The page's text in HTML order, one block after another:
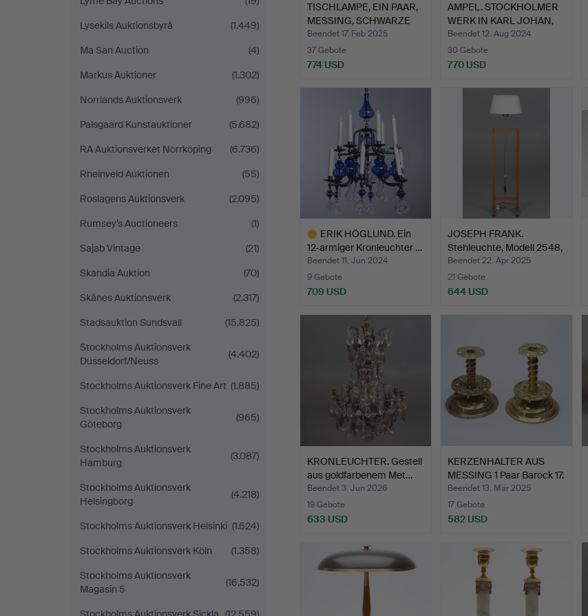
Lysekils Auktionsbyrå
(1.449)
Ma San Auction
(4)
Markus Auktioner
(1.302)
Norrlands Auktionsverk
(996)
Palsgaard Kunstauktioner
(5.682)
RA Auktionsverket Norrköping
(6.736)
Rheinveld Auktionen
(55)
Roslagens Auktionsverk
(2.095)
Rumsey’s Auctioneers
(1)
Sajab Vintage
(21)
Skandia Auktion
(70)
Skånes Auktionsverk
(2.317)
Stadsauktion Sundsvall
(15.825)
Stockholms Auktionsverk
Düsseldorf/Neuss
(4.402)
Stockholms Auktionsverk Fine Art (1.885)
Stockholms Auktionsverk
Göteborg
(965)
Stockholms Auktionsverk
Hamburg
(3.087)
Stockholms Auktionsverk
Helsingborg
(4.218)
Stockholms Auktionsverk Helsinki (1.624)
Stockholms Auktionsverk Köln
(1.358)
Stockholms Auktionsverk
Magasin 5
(16.532)
TISCHLAMPE, EIN PAAR,
MESSING, SCHWARZE
BI…
Beendet 17. Feb 2025
37 Gebote
774 USD
AMPEL. STOCKHOLMER
WERK IN KARL JOHAN,
ERS…
Beendet 12. Aug 2024
30 Gebote
770 USD
ERIK HÖGLUND. Ein
12-armiger Kronleuchter …
Beendet 11. Jun 2024
9 Gebote
709 USD
JOSEPH FRANK.
Stehleuchte, Modell 2548,
„K…
Beendet 22. Apr 2025
21 Gebote
644 USD
KRONLEUCHTER. Gestell
aus goldfarbenem Met…
Beendet 3. Jun 2026
19 Gebote
633 USD
KERZENHALTER AUS
MESSING 1 Paar Barock 17.
…
Beendet 13. Mär 2025
17 Gebote
582 USD